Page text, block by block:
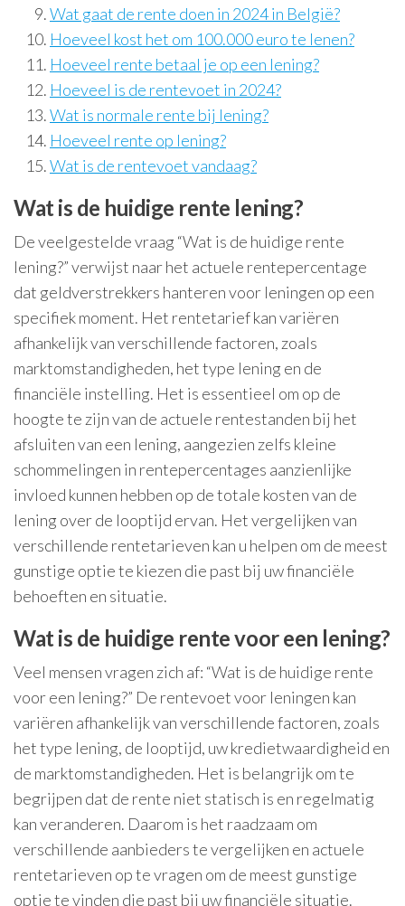
Wat gaat de rente doen in 2024 in België?
Hoeveel kost het om 100.000 euro te lenen?
Hoeveel rente betaal je op een lening?
Hoeveel is de rentevoet in 2024?
Wat is normale rente bij lening?
Hoeveel rente op lening?
Wat is de rentevoet vandaag?
Wat is de huidige rente lening?
De veelgestelde vraag “Wat is de huidige rente
lening?” verwijst naar het actuele rentepercentage
dat geldverstrekkers hanteren voor leningen op een
specifiek moment. Het rentetarief kan variëren
afhankelijk van verschillende factoren, zoals
marktomstandigheden, het type lening en de
financiële instelling. Het is essentieel om op de
hoogte te zijn van de actuele rentestanden bij het
afsluiten van een lening, aangezien zelfs kleine
schommelingen in rentepercentages aanzienlijke
invloed kunnen hebben op de totale kosten van de
lening over de looptijd ervan. Het vergelijken van
verschillende rentetarieven kan u helpen om de meest
gunstige optie te kiezen die past bij uw financiële
behoeften en situatie.
Wat is de huidige rente voor een lening?
Veel mensen vragen zich af: “Wat is de huidige rente
voor een lening?” De rentevoet voor leningen kan
variëren afhankelijk van verschillende factoren, zoals
het type lening, de looptijd, uw kredietwaardigheid en
de marktomstandigheden. Het is belangrijk om te
begrijpen dat de rente niet statisch is en regelmatig
kan veranderen. Daarom is het raadzaam om
verschillende aanbieders te vergelijken en actuele
rentetarieven op te vragen om de meest gunstige
optie te vinden die past bij uw financiële situatie.